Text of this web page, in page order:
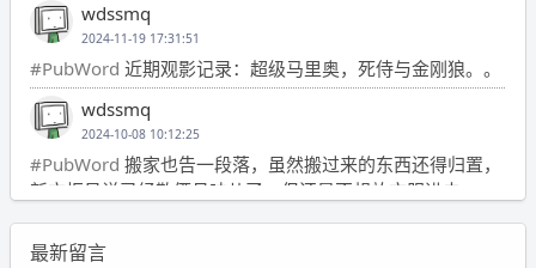
wdssmq
2024-11-19 17:31:51
#PubWord 近期观影记录：超级马里奥，死侍与金刚狼。。
wdssmq
2024-10-08 10:12:25
#PubWord 搬家也告一段落，虽然搬过来的东西还得归置，
新衣柜虽说已经散俩月味儿了，但还是不想放衣服进去。
wdssmq
2024-09-23 21:00:49
最新留言